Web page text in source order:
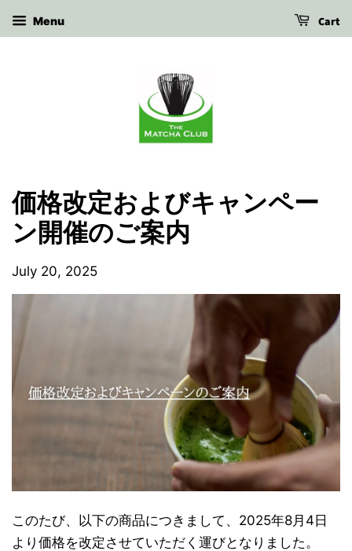
Menu Cart
価格改定およびキャンペー
ン開催のご案内
July 20, 2025
このたび、以下の商品につきまして、2025年8月4日
より価格を改定させていただく運びとなりました。